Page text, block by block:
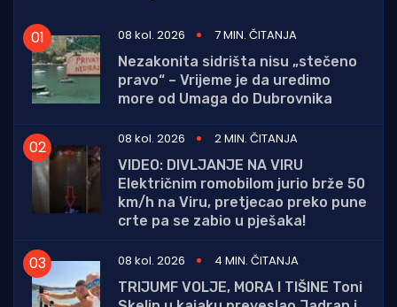
08 kol. 2026
7 MIN. ČITANJA
Nezakonita sidrišta nisu „stečeno
pravo“ – Vrijeme je da uredimo
more od Umaga do Dubrovnika
08 kol. 2026
2 MIN. ČITANJA
VIDEO: DIVLJANJE NA VIRU
Električnim romobilom jurio brže 50
km/h na Viru, pretjecao preko pune
crte pa se zabio u pješaka!
08 kol. 2026
4 MIN. ČITANJA
TRIJUMF VOLJE, MORA I TIŠINE Toni